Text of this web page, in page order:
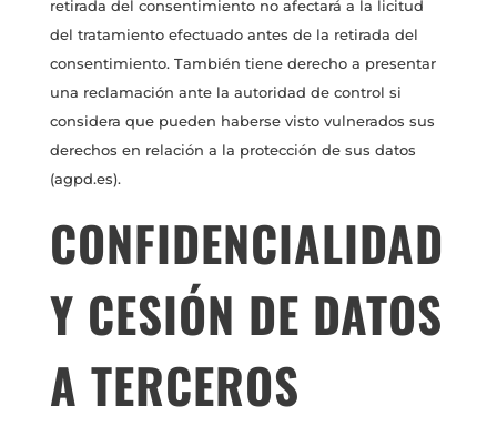
retirada del consentimiento no afectará a la licitud
del tratamiento efectuado antes de la retirada del
consentimiento. También tiene derecho a presentar
una reclamación ante la autoridad de control si
considera que pueden haberse visto vulnerados sus
derechos en relación a la protección de sus datos
(agpd.es).
CONFIDENCIALIDAD
Y CESIÓN DE DATOS
A TERCEROS